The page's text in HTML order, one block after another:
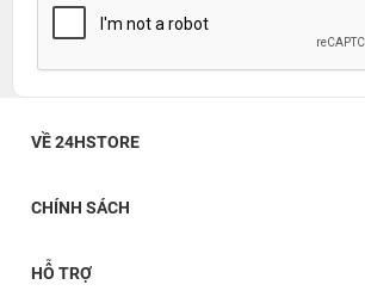
VỀ 24HSTORE
CHÍNH SÁCH
HỖ TRỢ